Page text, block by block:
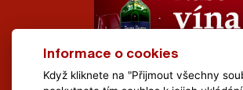
Informace o cookies
Když kliknete na "Přijmout všechny